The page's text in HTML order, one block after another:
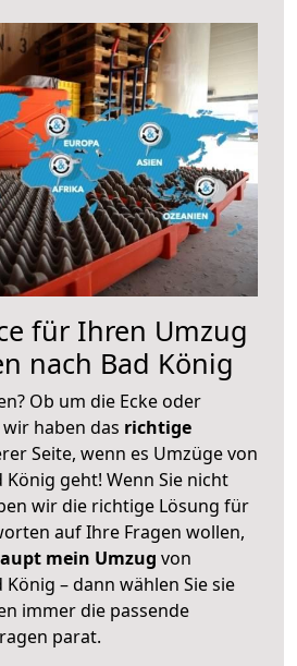
für Ihren Umzug
nach Bad König
Ob um die Ecke oder
haben das richtige
Seite, wenn es Umzüge von
König geht! Wenn Sie nicht
wir die richtige Lösung für
auf Ihre Fragen wollen,
mein Umzug von
König – dann wählen Sie sie
immer die passende
parat.